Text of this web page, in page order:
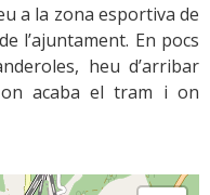
a la zona esportiva de
l’ajuntament. En pocs
heu d’arribar
acaba el tram i on